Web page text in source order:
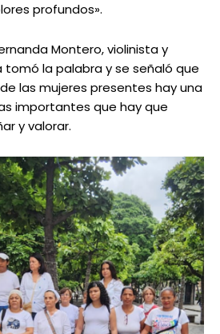
profundos».
Montero, violinista y
la palabra y se señaló que
las mujeres presentes hay una
importantes que hay que
y valorar.